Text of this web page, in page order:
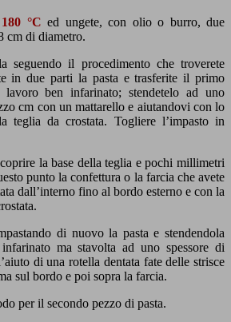
°C ed ungete, con olio o burro, due
cm di diametro.
seguendo il procedimento che troverete
in due parti la pasta e trasferite il primo
ben infarinato; stendetelo ad uno
cm con un mattarello e aiutandovi con lo
teglia da crostata. Togliere l’impasto in
la base della teglia e pochi millimetri
punto la confettura o la farcia che avete
dall’interno fino al bordo esterno e con la
di nuovo la pasta e stendendola
ma stavolta ad uno spessore di
di una rotella dentata fate delle strisce
sul bordo e poi sopra la farcia.
per il secondo pezzo di pasta.